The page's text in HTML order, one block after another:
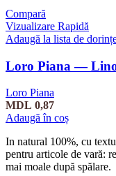
Compară
Vizualizare Rapidă
Adaugă la lista de
Loro Piana —
Loro Piana
MDL 0,87
Adaugă în coș
In natural 100%, cu
pentru articole de vară:
mai moale după spălare.